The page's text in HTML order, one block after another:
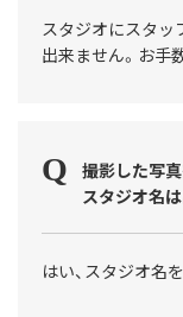
スタジオにスタッ
出来ません。お手
撮影した写
スタジオ名
はい、スタジオ名